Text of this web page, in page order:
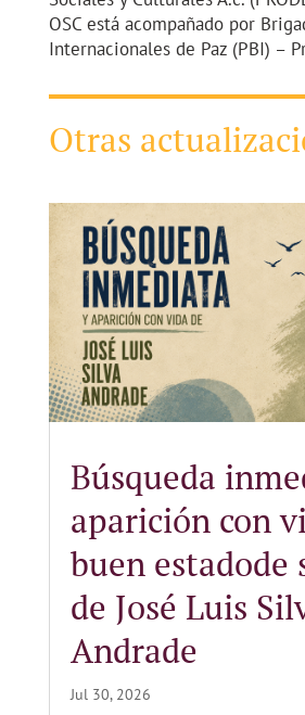
OSC está acompañado por
Internacionales de Paz (PBI) –
Otras
Búsqueda
aparición con
buen estadode
de José Luis
Andrade
Jul 30, 2026